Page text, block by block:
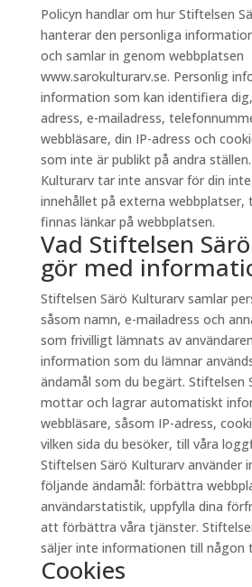
Policyn handlar om hur Stiftelsen
hanterar den personliga
och samlar in genom webbplatsen
www.sarokulturarv.se. Personlig
information som kan identifiera
adress, e-mailadress,
webbläsare, din IP-adress och
som inte är publikt på andra
Kulturarv tar inte ansvar för din
innehållet på externa webbplatser,
finnas länkar på webbplatsen.
Vad Stiftelsen
gör med
Stiftelsen Särö Kulturarv samlar
såsom namn, e-mailadress och
som frivilligt lämnats av
information som du lämnar
ändamål som du begärt. Stiftelsen
mottar och lagrar automatiskt
webbläsare, såsom IP-adress,
vilken sida du besöker, till våra
Stiftelsen Särö Kulturarv använder
följande ändamål: förbättra
användarstatistik, uppfylla dina
att förbättra våra tjänster.
säljer inte informationen till någon
Cookies